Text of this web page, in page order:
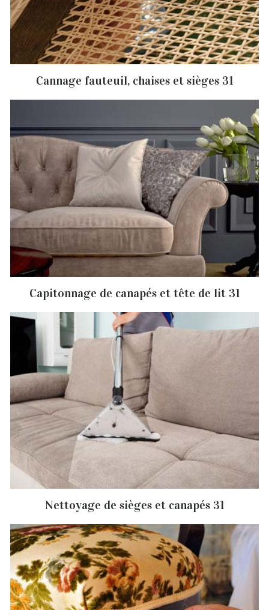
Cannage fauteuil, chaises et sièges 31
Capitonnage de canapés et tête de lit 31
Nettoyage de sièges et canapés 31